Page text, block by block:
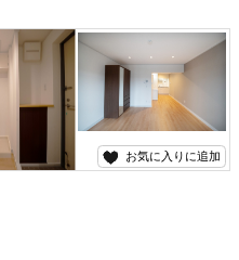
お気に入りに追加